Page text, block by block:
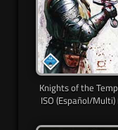
Knights of the
ISO (Español/